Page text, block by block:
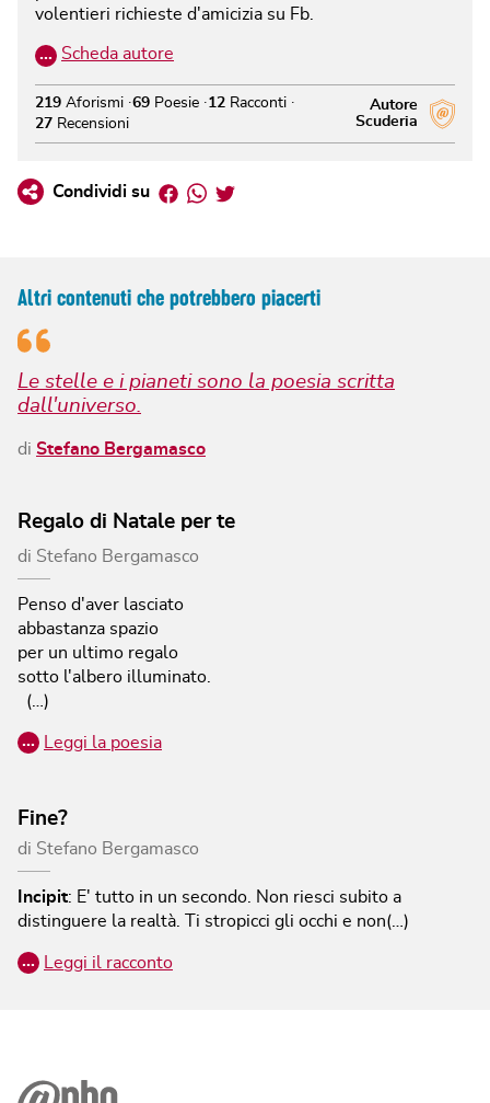
volentieri richieste d'amicizia su Fb.
… Scheda autore
Autore
Scuderia
219 Aforismi 69 Poesie 12 Racconti
27 Recensioni
Condividi su Facebook
Whatsapp
Twitter
Altri contenuti che potrebbero piacerti
Le stelle e i pianeti sono la poesia scritta
dall'universo.
di Stefano Bergamasco
Regalo di Natale per te
di Stefano Bergamasco
Penso d'aver lasciato
abbastanza spazio
per un ultimo regalo
sotto l'albero illuminato.
(…)
… Leggi la poesia
Fine?
di Stefano Bergamasco
Incipit: E' tutto in un secondo. Non riesci subito a
distinguere la realtà. Ti stropicci gli occhi e non(…)
… Leggi il racconto